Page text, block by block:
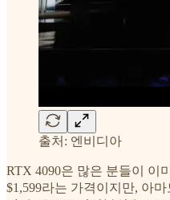
출처: 엔비디아
RTX 4090은 많은 분들이 이
$1,599라는 가격이지만, 아